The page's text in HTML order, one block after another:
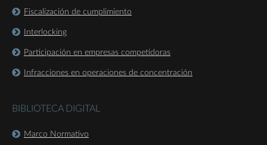
Fiscalización de cumplimiento
Interlocking
Participación en empresas competidoras
Infracciones en operaciones de concentración
BIBLIOTECA DIGITAL
Marco Normativo